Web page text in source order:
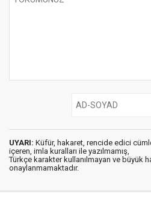
UYARI: Küfür, hakaret, rencide edici
içeren, imla kuralları ile yazılmamış,
Türkçe karakter kullanılmayan ve büyük
onaylanmamaktadır.